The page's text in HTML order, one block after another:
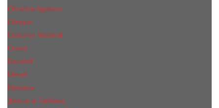
Christina Aguilera
Сliniquе
Costume National
Creed
Davidoff
Diesel
Diptyque
Дольче & Габбана